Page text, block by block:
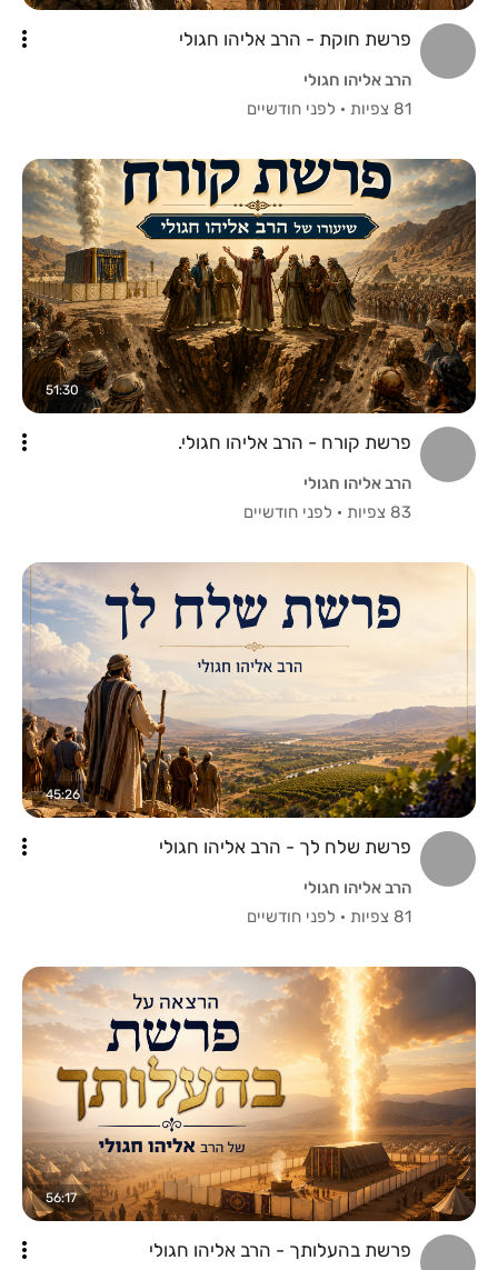
פרשת חוקת - הרב אליהו חגולי
הרב אליהו חגולי
81 צפיות
· לפני חודשיים
51:30
פרשת קורח - הרב אליהו חגולי.
הרב אליהו חגולי
83 צפיות
· לפני חודשיים
45:26
פרשת שלח לך - הרב אליהו חגולי
הרב אליהו חגולי
81 צפיות
· לפני חודשיים
56:17
פרשת בהעלותך - הרב אליהו חגולי